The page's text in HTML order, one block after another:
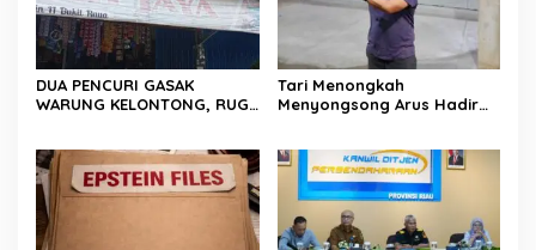
DUA PENCURI GASAK
WARUNG KELONTONG, RUGI
Tari Menongkah
Menyongsong Arus Hadir